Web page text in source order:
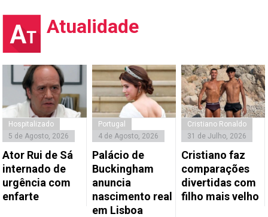
Atualidade
Hospitalizado
5 de Agosto, 2026
Ator Rui de Sá
internado de
urgência com
enfarte
Portugal
4 de Agosto, 2026
Palácio de
Buckingham
anuncia
nascimento real
em Lisboa
Cristiano Ronaldo
31 de Julho, 2026
Cristiano faz
comparações
divertidas com
filho mais velho